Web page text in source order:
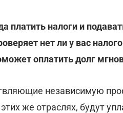
платить налоги и
нет ли у вас
оплатить долг
независимую
же отраслях, будут